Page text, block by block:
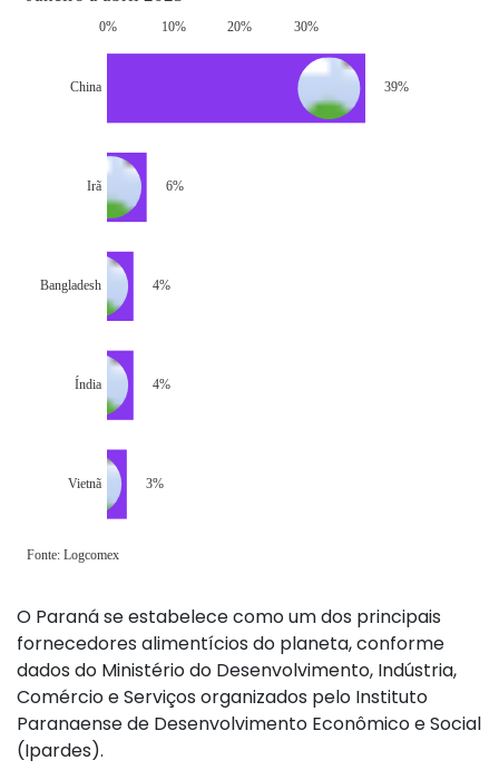
O Paraná se estabelece como um dos principais
fornecedores alimentícios do planeta, conforme
dados do Ministério do Desenvolvimento, Indústria,
Comércio e Serviços organizados pelo Instituto
Paranaense de Desenvolvimento Econômico e Social
(Ipardes).